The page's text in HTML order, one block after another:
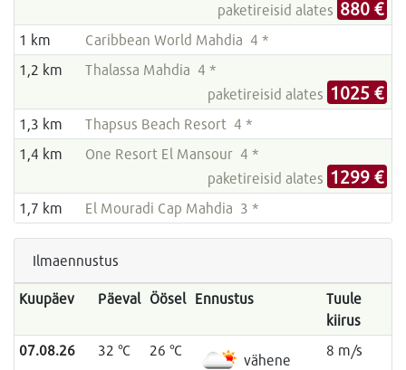
paketireisid alates 880 €
1 km
Caribbean World Mahdia 4 *
1,2 km
Thalassa Mahdia 4 *
paketireisid alates 1025 €
1,3 km
Thapsus Beach Resort 4 *
1,4 km
One Resort El Mansour 4 *
paketireisid alates 1299 €
1,7 km El Mouradi Cap Mahdia 3 *
Ilmaennustus
Kuupäev Päeval Öösel Ennustus
Tuule
kiirus
07.08.26
32 °C 26 °C
vähene
8 m/s